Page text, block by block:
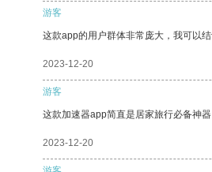
游客
这款app的用户群体非常庞大，我可以结
2023-12-20
游客
这款加速器app简直是居家旅行必备神
2023-12-20